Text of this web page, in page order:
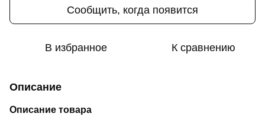
Сообщить, когда появится
В избранное К сравнению
Описание
Описание товара